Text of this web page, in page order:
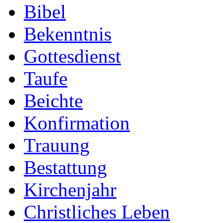
Bibel
Bekenntnis
Gottesdienst
Taufe
Beichte
Konfirmation
Trauung
Bestattung
Kirchenjahr
Christliches Leben